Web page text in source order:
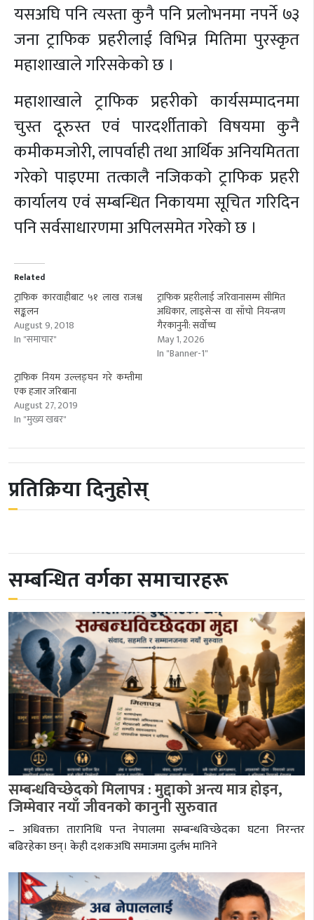
यसअघि पनि त्यस्ता कुनै पनि प्रलोभनमा नपर्ने ७३
जना ट्राफिक प्रहरीलाई विभिन्न मितिमा पुरस्कृत
महाशाखाले गरिसकेको छ ।
महाशाखाले ट्राफिक प्रहरीको कार्यसम्पादनमा
चुस्त दूरुस्त एवं पारदर्शीताको विषयमा कुनै
कमीकमजोरी, लापर्वाही तथा आर्थिक अनियमितता
गरेको पाइएमा तत्कालै नजिकको ट्राफिक प्रहरी
कार्यालय एवं सम्बन्धित निकायमा सूचित गरिदिन
पनि सर्वसाधारणमा अपिलसमेत गरेको छ ।
Related
ट्राफिक कारवाहीबाट ५१ लाख राजश्व
सङ्कलन
August 9, 2018
In "समाचार"
ट्राफिक प्रहरीलाई जरिवानासम्म सीमित
अधिकार, लाइसेन्स वा साँचो नियन्त्रण
गैरकानुनी: सर्वोच्च
May 1, 2026
In "Banner-1"
ट्राफिक नियम उल्लङ्घन गरे कम्तीमा
एक हजार जरिबाना
August 27, 2019
In "मुख्य खबर"
प्रतिक्रिया दिनुहोस्
सम्बन्धित वर्गका समाचारहरू
सम्बन्धविच्छेदको मिलापत्र : मुद्दाको अन्त्य मात्र होइन,
जिम्मेवार नयाँ जीवनको कानुनी सुरुवात
– अधिवक्ता तारानिधि पन्त नेपालमा सम्बन्धविच्छेदका घटना निरन्तर
बढिरहेका छन्। केही दशकअघि समाजमा दुर्लभ मानिने